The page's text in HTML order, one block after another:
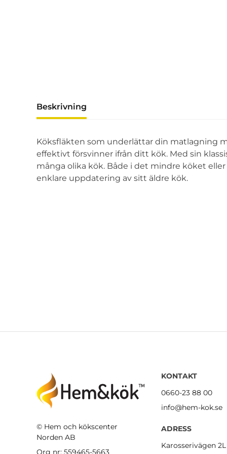
Beskrivning
Köksfläkten som underlättar din matlagning
effektivt försvinner ifrån ditt kök. Med sin
många olika kök. Både i det mindre köket
enklare uppdatering av sitt äldre kök.
© Hem och kökscenter
Norden AB
Org nr: 559465-5663
KONTAKT
0660-23 88 00
info@hem-kok.se
ADRESS
Karosserivägen 2L